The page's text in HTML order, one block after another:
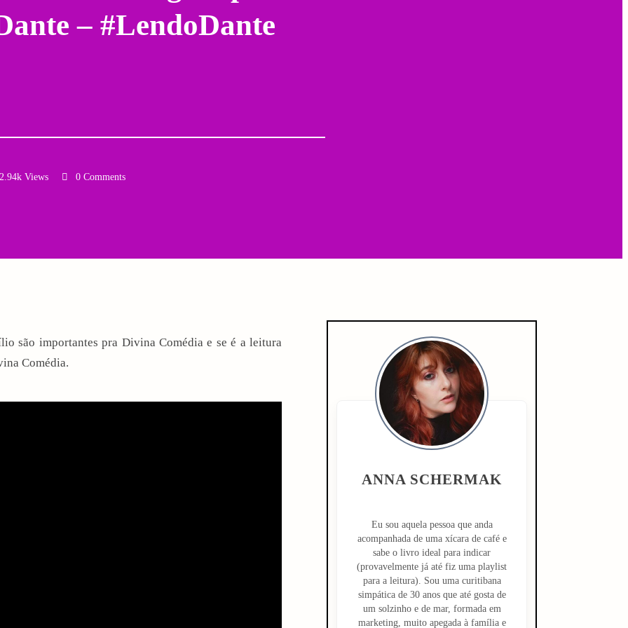
– #LendoDante
2.94k Views 0 Comments
são importantes pra Divina Comédia e se é a leitura
Comédia.
ANNA SCHERMAK
Eu sou aquela pessoa que anda
acompanhada de uma xícara de café e
sabe o livro ideal para indicar
(provavelmente já até fiz uma playlist
para a leitura). Sou uma curitibana
simpática de 30 anos que até gosta de
um solzinho e de mar, formada em
marketing, muito apegada à família e